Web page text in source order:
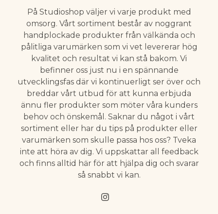
På Studioshop väljer vi varje produkt med
omsorg. Vårt sortiment består av noggrant
handplockade produkter från välkända och
pålitliga varumärken som vi vet levererar hög
kvalitet och resultat vi kan stå bakom. Vi
befinner oss just nu i en spännande
utvecklingsfas där vi kontinuerligt ser över och
breddar vårt utbud för att kunna erbjuda
ännu fler produkter som möter våra kunders
behov och önskemål. Saknar du något i vårt
sortiment eller har du tips på produkter eller
varumärken som skulle passa hos oss? Tveka
inte att höra av dig. Vi uppskattar all feedback
och finns alltid här för att hjälpa dig och svarar
så snabbt vi kan.